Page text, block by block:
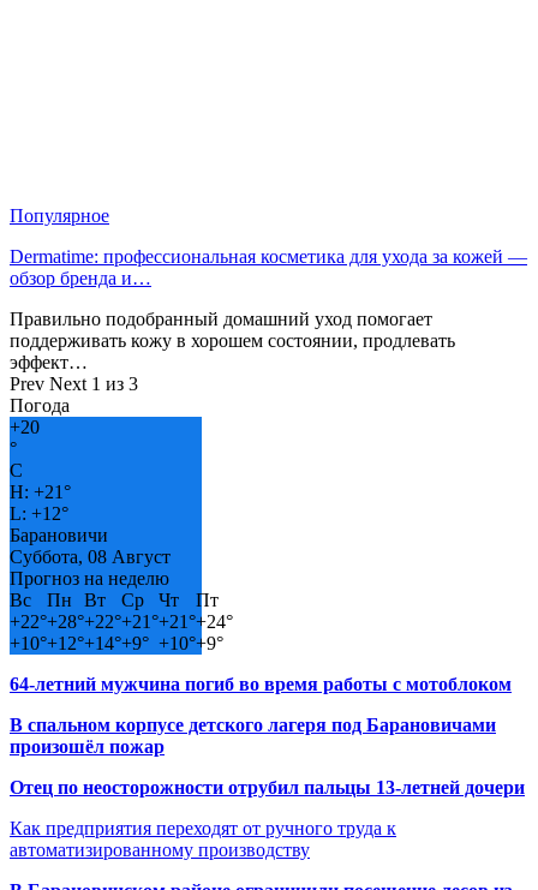
Популярное
Dermatime: профессиональная косметика для ухода за кожей —
обзор бренда и…
Правильно подобранный домашний уход помогает
поддерживать кожу в хорошем состоянии, продлевать
эффект…
Prev Next 1 из 3
Погода
+20
°
C
H: +21°
L: +12°
Барановичи
Суббота, 08 Август
Прогноз на неделю
Вс
Пн Вт Ср Чт
Пт
+22°+28°+22°+21°+21°+24°
+10°+12°+14°+9° +10°+9°
64-летний мужчина погиб во время работы с мотоблоком
В спальном корпусе детского лагеря под Барановичами
произошёл пожар
Отец по неосторожности отрубил пальцы 13-летней дочери
Как предприятия переходят от ручного труда к
автоматизированному производству